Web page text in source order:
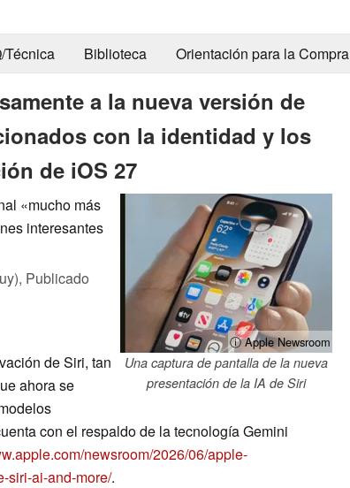
Técnica Biblioteca Orientación para la Compra
a la nueva versión de
con la identidad y los
de iOS 27
ⓘ Apple Newsroom
Una captura de pantalla de la nueva
presentación de la IA de Siri
«mucho más
interesantes
Publicado
de Siri, tan
ahora se
con el respaldo de la tecnología Gemini
newsroom/2026/06/apple-
siri-ai-and-more/.